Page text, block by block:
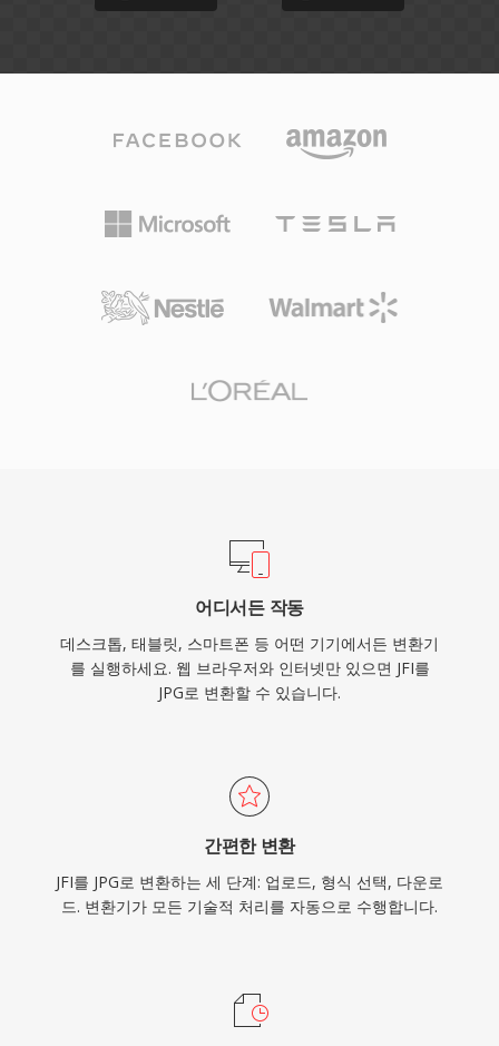
어디서든 작동
데스크톱, 태블릿, 스마트폰 등 어떤 기기에서든 변환기
를 실행하세요. 웹 브라우저와 인터넷만 있으면 JFI를
JPG로 변환할 수 있습니다.
간편한 변환
JFI를 JPG로 변환하는 세 단계: 업로드, 형식 선택, 다운로
드. 변환기가 모든 기술적 처리를 자동으로 수행합니다.